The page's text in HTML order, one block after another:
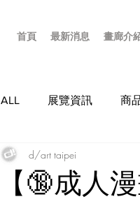
首頁 最新消息 畫廊介
ALL 展覽資訊 商
【🔞成人
d/art taipei